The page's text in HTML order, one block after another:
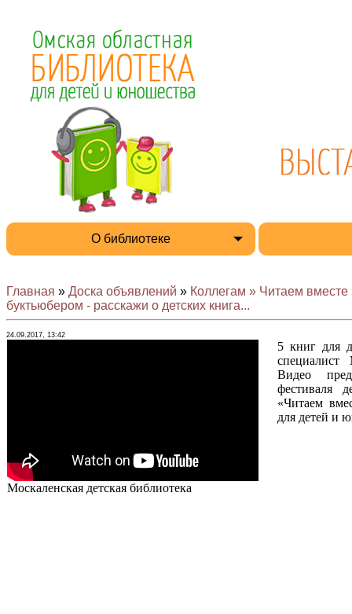
О библиотеке
Главная » Доска объявлений » Коллегам » Читаем
буктьюбером - расскажи о детских книга...
24.09.2017, 13:42
Москаленская детская библиотека
5 книг для
специалист
Видео
фестиваля
«Читаем
для детей и